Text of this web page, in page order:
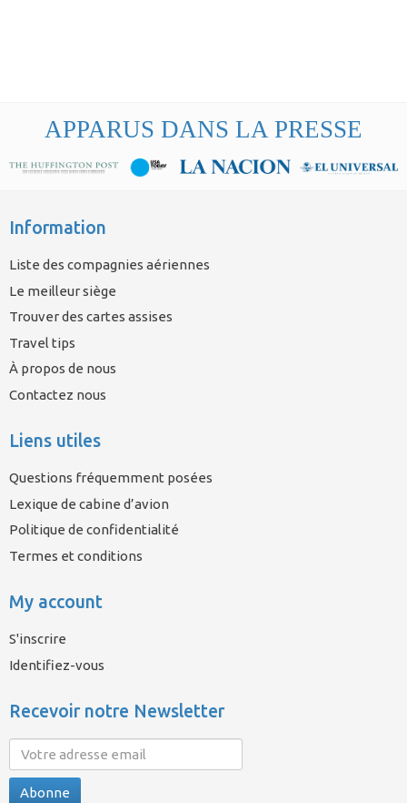
APPARUS DANS LA PRESSE
Information
Liste des compagnies aériennes
Le meilleur siège
Trouver des cartes assises
Travel tips
À propos de nous
Contactez nous
Liens utiles
Questions fréquemment posées
Lexique de cabine d’avion
Politique de confidentialité
Termes et conditions
My account
S'inscrire
Identifiez-vous
Recevoir notre Newsletter
Abonne